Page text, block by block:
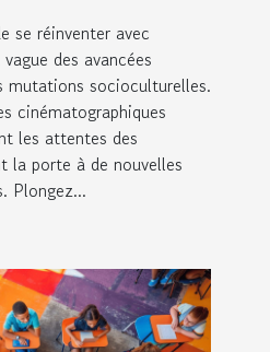
se réinventer avec
des avancées
mutations socioculturelles.
cinématographiques
les attentes des
la porte à de nouvelles
Plongez...